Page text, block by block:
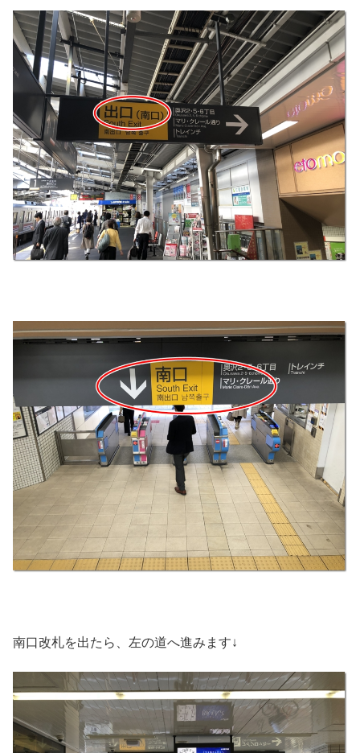
南口改札を出たら、左の道へ進みます↓